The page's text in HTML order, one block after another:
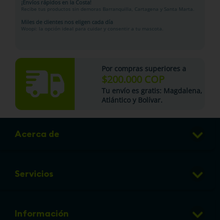
¡Envíos rápidos en la Costa!
Recibe tus productos sin demoras Barranquilla, Cartagena y Santa Marta.
Miles de clientes nos eligen cada día
Woopi: la opción ideal para cuidar y consentir a tu mascota.
Por compras superiores a
$200.000 COP
Tu envío es gratis: Magdalena,
Atlántico y Bolívar.
Acerca de
Club de Puntos
Preguntas frecuentes
Servicios
Veterinaria
Información